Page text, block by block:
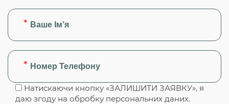
Натискаючи кнопку «ЗАЛИШИТИ ЗАЯВКУ», я
даю згоду на обробку персональних даних.